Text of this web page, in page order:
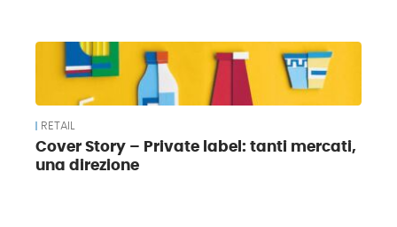
RETAIL
Cover Story – Private label: tanti mercati,
una direzione